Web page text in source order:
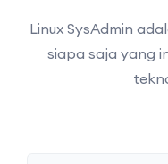
Linux SysAdmin
siapa saja yang